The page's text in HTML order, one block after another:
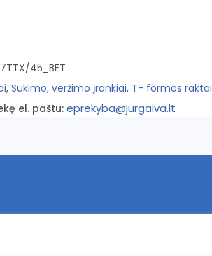
45_BET
, Sukimo, veržimo įrankiai, T- formos raktai
el. paštu: eprekyba@jurgaiva.lt